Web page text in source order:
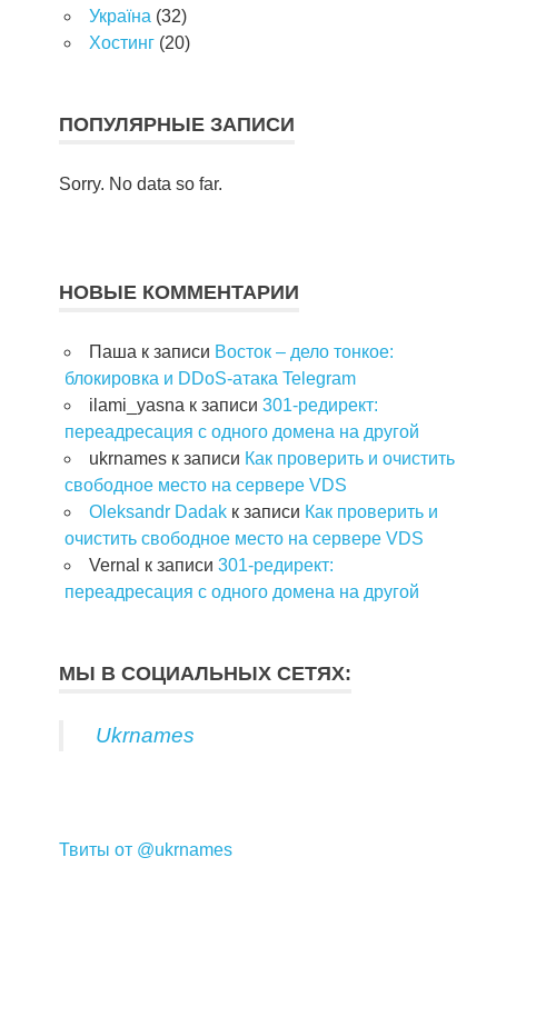
Україна (32)
Хостинг (20)
ПОПУЛЯРНЫЕ ЗАПИСИ
Sorry. No data so far.
НОВЫЕ КОММЕНТАРИИ
Паша к записи Восток – дело тонкое:
блокировка и DDoS-атака Telegram
ilami_yasna к записи 301-редирект:
переадресация с одного домена на другой
ukrnames к записи Как проверить и очистить
свободное место на сервере VDS
Oleksandr Dadak к записи Как проверить и
очистить свободное место на сервере VDS
Vernal к записи 301-редирект:
переадресация с одного домена на другой
МЫ В СОЦИАЛЬНЫХ СЕТЯХ:
Ukrnames
Твиты от @ukrnames